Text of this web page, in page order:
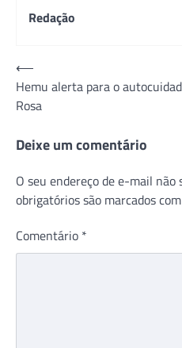
Redação
Navegação
de
Post
⟵
Hemu alerta para o
Rosa
Deixe um comentário
O seu endereço de e-mail não
obrigatórios são marcados com
Comentário *